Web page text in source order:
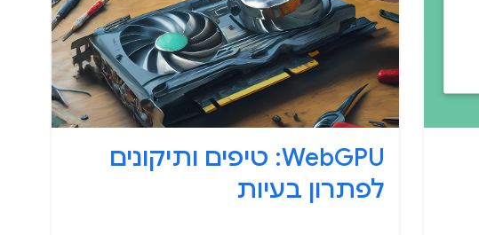
WebGPU: טיפים ותיקונים
לפתרון בעיות